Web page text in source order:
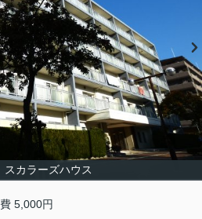
スカラーズハウス
5,000円